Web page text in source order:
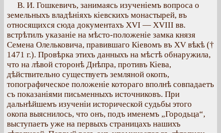
В. И. Гошкевичъ, занимаясь изученіемъ вопроса о
земельныхъ владѣніяхъ кіевскихъ монастырей, въ
относящихся сюда документахъ XVI — XVIII вв.
встрѣтилъ указаніе на мѣсто-положеніе замка князя
Семена Олельковича, правившаго Кіевомъ въ XV вѣкѣ (†
1471 г.). Провѣрка этихъ данныхъ на мѣстѣ обнаружила,
что на лѣвой сторонѣ Днѣпра, противъ Кіева,
дѣйствительно существуетъ земляной окопъ,
топографическое положеніе котораго вполнѣ совпадаетъ
съ показаніями письменныхъ источниковъ. При
дальнѣйшемъ изученіи исторической судьбы этого
окопа выяснилось, что онъ, подъ именемъ „Городьца“,
выступаетъ уже на первыхъ страницахъ нашихъ